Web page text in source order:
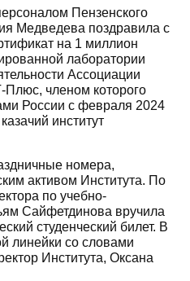
Пензенского
Медведева поздравила с
на 1 миллион
лаборатории
Ассоциации
членом которого
России с февраля 2024
институт
номера,
активом Института. По
по учебно-
Сайфетдинова вручила
студенческий билет. В
линейки со словами
Института, Оксана